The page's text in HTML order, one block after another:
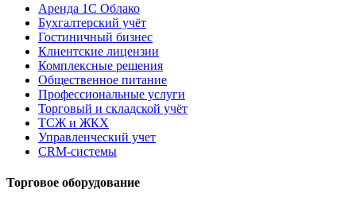
Аренда 1С Облако
Бухгалтерский учёт
Гостиничный бизнес
Клиентские лицензии
Комплексные решения
Общественное питание
Профессиональные услуги
Торговый и складской учёт
ТСЖ и ЖКХ
Управленческий учет
CRM-системы
Торговое оборудование